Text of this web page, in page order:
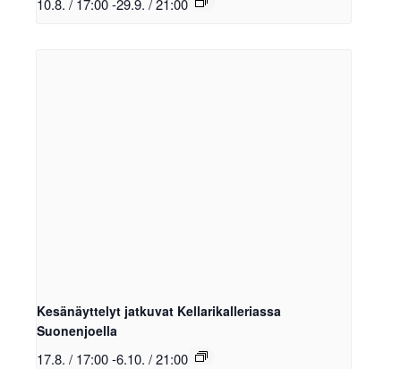
10.8. / 17:00-29.9. / 21:00
Kesänäyttelyt jatkuvat Kellarikalleriassa
Suonenjoella
17.8. / 17:00-6.10. / 21:00